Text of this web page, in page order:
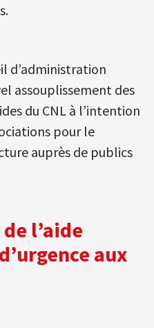
d’administration
assouplissement des
du CNL à l’intention
pour le
auprès de publics
l’aide
aux